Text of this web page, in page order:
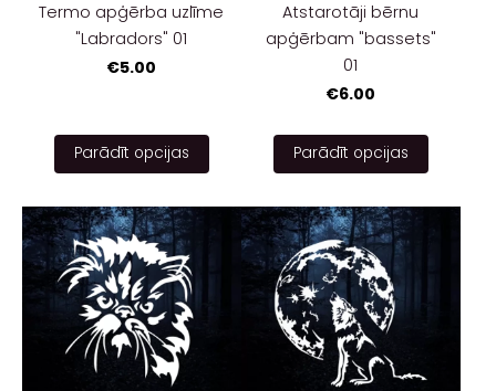
Termo apģērba uzlīme
"Labradors" 01
€5.00
Parādīt opcijas
Atstarotāji bērnu
apģērbam "bassets"
01
€6.00
Parādīt opcijas